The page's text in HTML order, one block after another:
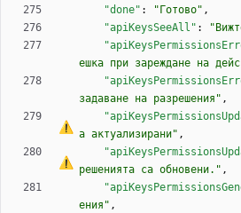
"done" : "Готово" ,
"apiKeysSeeAll" :
ешка при зареждане на
задаване на разрешения" ,
а актуализирани" ,
решенията са обновени." ,
ения" ,